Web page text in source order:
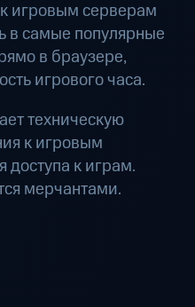
игровым серверам
в самые популярные
в браузере,
игрового часа.
техническую
к игровым
доступа к играм.
мерчантами.